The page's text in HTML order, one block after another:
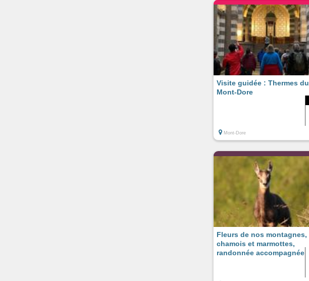
Visite guidée : Thermes du
Mont-Dore
Mont-Dore
Fleurs de nos montagnes,
chamois et marmottes,
randonnée accompagnée